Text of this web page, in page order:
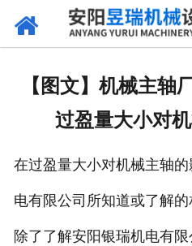
【图文】机械主轴
过盈量大小对
在过盈量大小对机械主轴
电有限公司所知道或了解
除了了解安阳银瑞机电有